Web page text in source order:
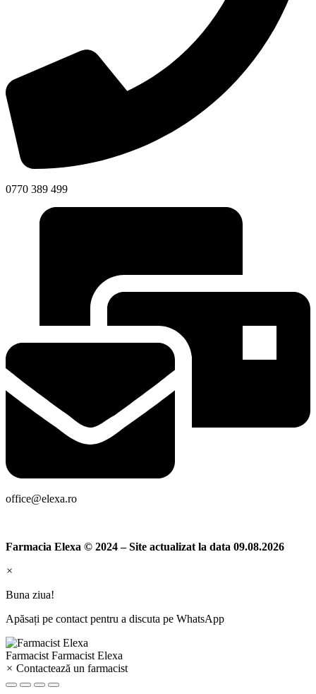
0770 389 499
office@elexa.ro
Farmacia Elexa © 2024 – Site actualizat la data 09.08.2026
×
Buna ziua!
Apăsați pe contact pentru a discuta pe WhatsApp
Farmacist Farmacist Elexa
× Contactează un farmacist